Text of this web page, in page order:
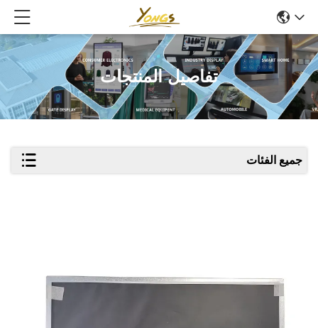
تفاصيل المنتجات
جميع الفئات